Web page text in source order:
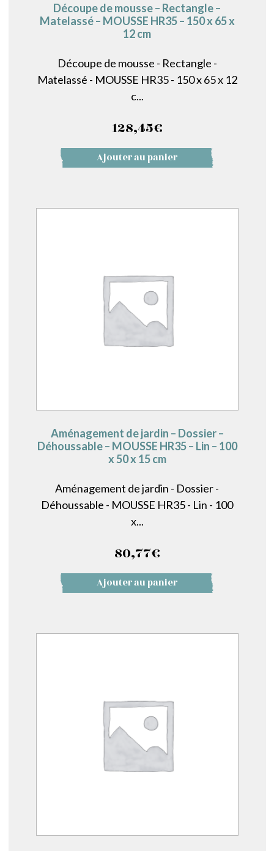
Découpe de mousse – Rectangle –
Matelassé – MOUSSE HR35 – 150 x 65 x
12 cm
Découpe de mousse - Rectangle -
Matelassé - MOUSSE HR35 - 150 x 65 x 12
c...
128,45€
Ajouter au panier
Aménagement de jardin – Dossier –
Déhoussable – MOUSSE HR35 – Lin – 100
x 50 x 15 cm
Aménagement de jardin - Dossier -
Déhoussable - MOUSSE HR35 - Lin - 100
x...
80,77€
Ajouter au panier